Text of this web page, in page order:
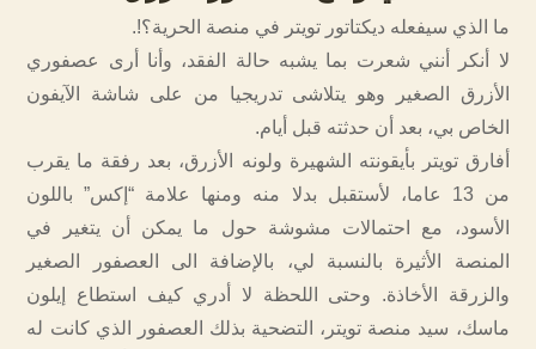
ما الذي سيفعله ديكتاتور تويتر في منصة الحرية؟!.
لا أنكر أنني شعرت بما يشبه حالة الفقد، وأنا أرى عصفوري
الأزرق الصغير وهو يتلاشى تدريجيا من على شاشة الآيفون
الخاص بي، بعد أن حدثته قبل أيام.
أفارق تويتر بأيقونته الشهيرة ولونه الأزرق، بعد رفقة ما يقرب
من 13 عاما، لأستقبل بدلا منه ومنها علامة “إكس” باللون
الأسود، مع احتمالات مشوشة حول ما يمكن أن يتغير في
المنصة الأثيرة بالنسبة لي، بالإضافة الى العصفور الصغير
والزرقة الأخاذة. وحتى اللحظة لا أدري كيف استطاع إيلون
ماسك، سيد منصة تويتر، التضحية بذلك العصفور الذي كانت له